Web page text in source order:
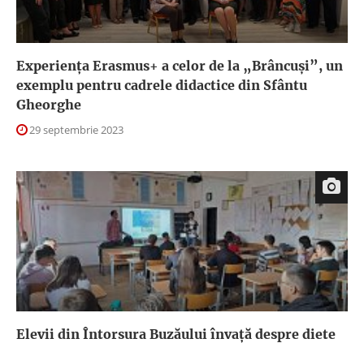
Experiența Erasmus+ a celor de la „Brâncuși”, un
exemplu pentru cadrele didactice din Sfântu
Gheorghe
29 septembrie 2023
Elevii din Întorsura Buzăului învață despre diete